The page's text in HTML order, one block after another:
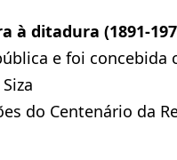
à ditadura (1891-
e foi
do Centenário da